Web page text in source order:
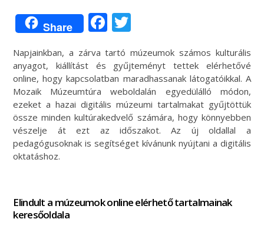
Share Facebook
Napjainkban, a zárva tartó múzeumok számos kulturális
anyagot, kiállítást és gyűjteményt tettek elérhetővé
online, hogy kapcsolatban maradhassanak látogatóikkal. A
Mozaik Múzeumtúra weboldalán egyedülálló módon,
ezeket a hazai digitális múzeumi tartalmakat gyűjtöttük
össze minden kultúrakedvelő számára, hogy könnyebben
vészelje át ezt az időszakot. Az új oldallal a
pedagógusoknak is segítséget kívánunk nyújtani a digitális
oktatáshoz.
Elindult a múzeumok online elérhető tartalmainak
keresőoldala